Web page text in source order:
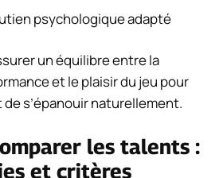
psychologique adapté
un équilibre entre la
et le plaisir du jeu pour
s’épanouir naturellement.
les talents :
et critères